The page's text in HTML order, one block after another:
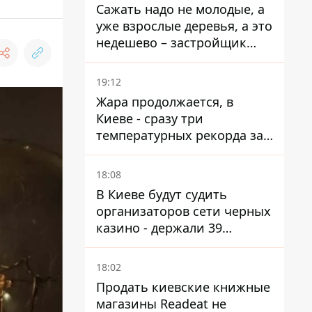
Сажать надо не молодые, а
уже взрослые деревья, а это
недешево – застройщик
Никонов
19:12
Жара продолжается, в
Киеве - сразу три
температурных рекорда за
день
18:08
В Киеве будут судить
организаторов сети черных
казино - держали 39
заведений
18:02
Продать киевские книжные
магазины Readeat не